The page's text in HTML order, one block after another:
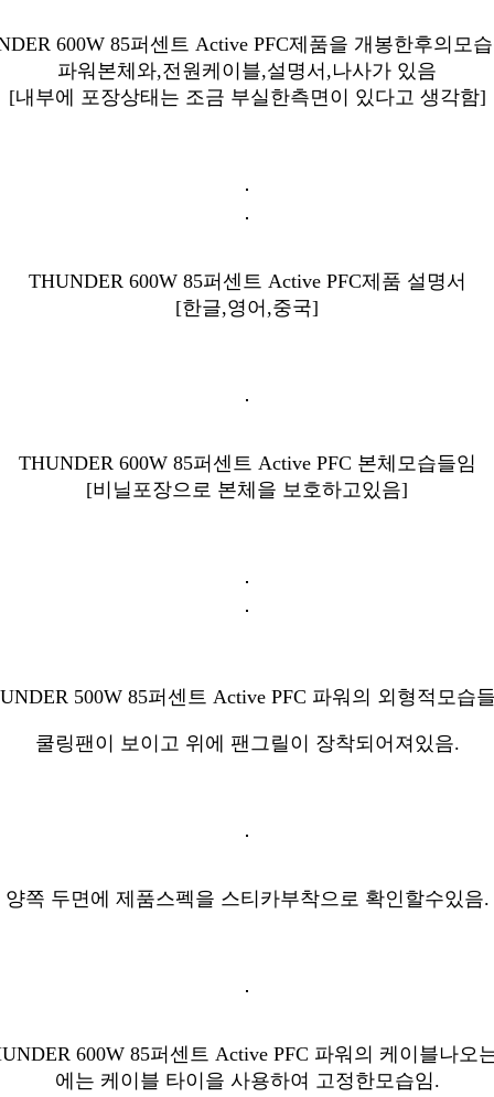
600W 85퍼센트 Active PFC제품을 개봉한후의모
파워본체와,전원케이블,설명서,나사가 있음
[내부에 포장상태는 조금 부실한측면이 있다고 생각함]
THUNDER 600W 85퍼센트 Active PFC제품 설명서
[한글,영어,중국]
THUNDER 600W 85퍼센트 Active PFC 본체모습들임
[비닐포장으로 본체을 보호하고있음]
500W 85퍼센트 Active PFC 파워의 외형적모습
쿨링팬이 보이고 위에 팬그릴이 장착되어져있음.
양쪽 두면에 제품스펙을 스티카부착으로 확인할수있음.
600W 85퍼센트 Active PFC 파워의 케이블나오
에는 케이블 타이을 사용하여 고정한모습임.